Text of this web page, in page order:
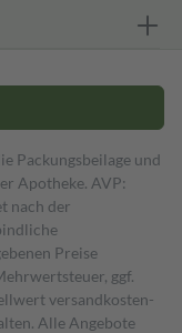
Packungsbeilage und
Apotheke. AVP:
nach der
Preise
ggf.
versand­kosten­
Alle Angebote